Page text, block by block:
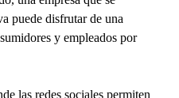
puede disfrutar de una
y empleados por
las redes sociales permiten